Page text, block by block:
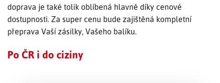
doprava je také tolik oblíbená hlavně díky cenové
dostupnosti. Za super cenu bude zajištěná kompletní
přeprava Vaší zásilky, Vašeho balíku.
Po ČR i do ciziny